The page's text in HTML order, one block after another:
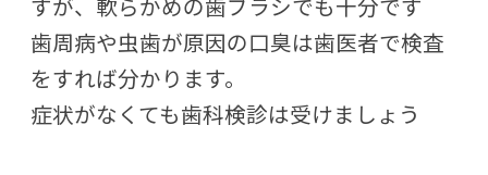
すが、軟らかめの歯ブラシでも十分です
歯周病や虫歯が原因の口臭は歯医者で検査
をすれば分かります。
症状がなくても歯科検診は受けましょう